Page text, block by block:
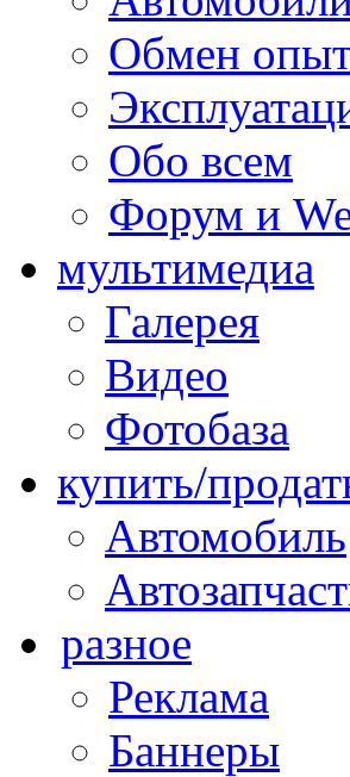
Обмен
Обо всем
Форум и
мультимедиа
Галерея
Видео
Фотобаза
купить/
Автомобиль
разное
Реклама
Баннеры